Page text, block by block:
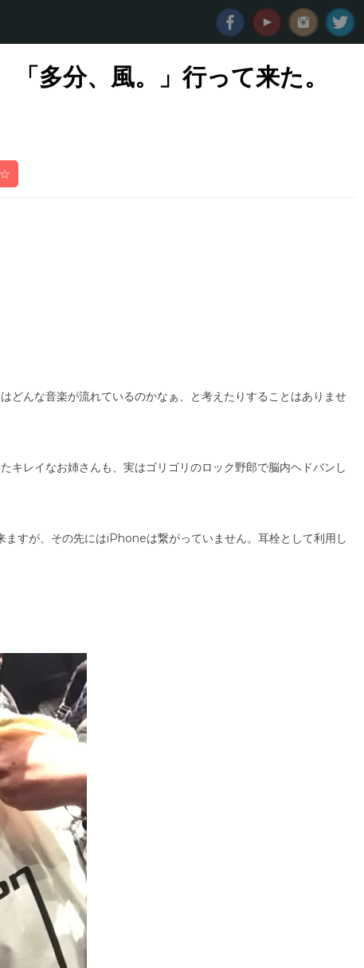
多分、風。」行って来た。
どんな音楽が流れているのかなぁ、と考えたりすることはありませ
キレイなお姉さんも、実はゴリゴリのロック野郎で脳内ヘドバンし
すが、その先にはiPhoneは繋がっていません。耳栓として利用し